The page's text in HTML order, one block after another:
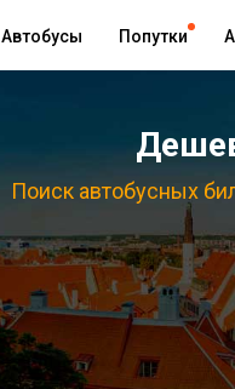
Автобусы Попутки
Поиск автобусных